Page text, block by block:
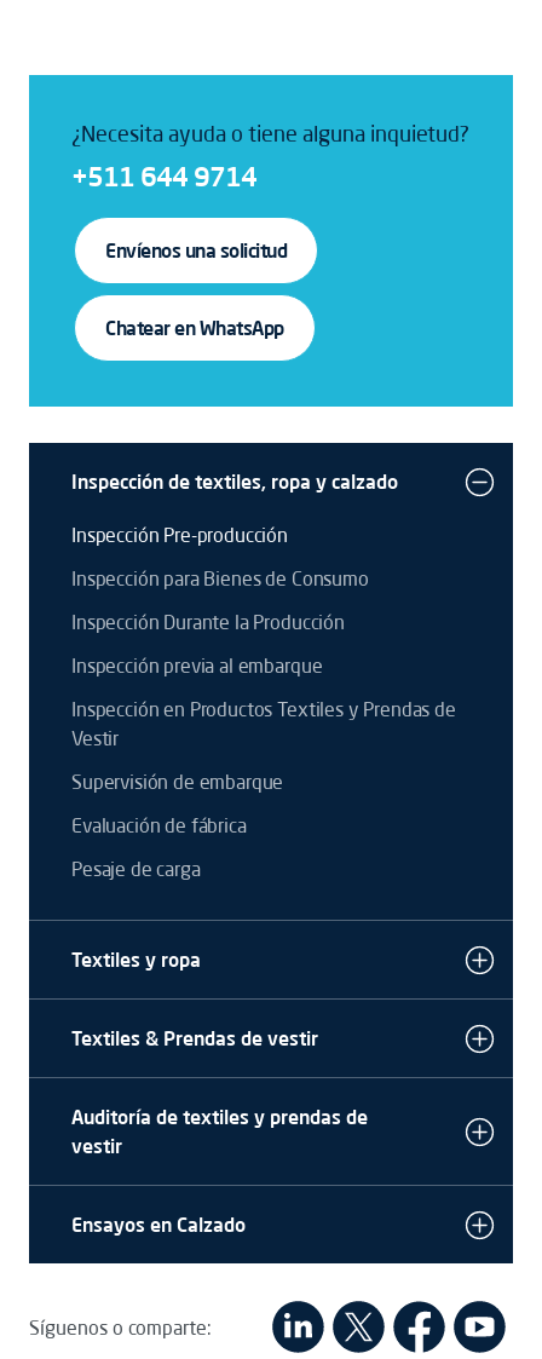
¿Necesita ayuda o tiene alguna inquietud?
+511 644 9714
Envíenos una solicitud
Chatear en WhatsApp
Inspección de textiles, ropa y calzado
Inspección Pre-producción
Inspección para Bienes de Consumo
Inspección Durante la Producción
Inspección previa al embarque
Inspección en Productos Textiles y Prendas de
Vestir
Supervisión de embarque
Evaluación de fábrica
Pesaje de carga
Textiles y ropa
Textiles & Prendas de vestir
Auditoría de textiles y prendas de
vestir
Ensayos en Calzado
Síguenos o comparte: